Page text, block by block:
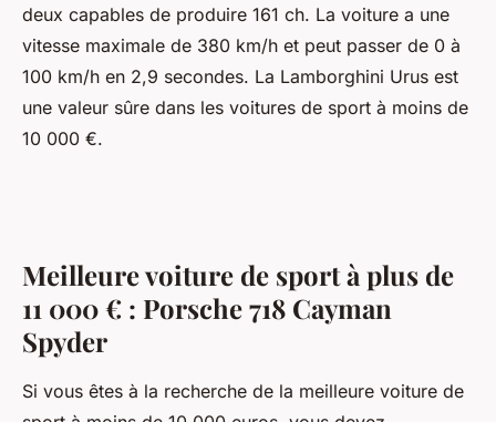
deux capables de produire 161 ch. La voiture a une
vitesse maximale de 380 km/h et peut passer de 0 à
100 km/h en 2,9 secondes. La Lamborghini Urus est
une valeur sûre dans les voitures de sport à moins de
10 000 €.
Meilleure voiture de sport à plus de
11 000 € : Porsche 718 Cayman
Spyder
Si vous êtes à la recherche de la meilleure voiture de